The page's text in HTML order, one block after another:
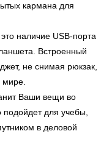
кармана для
наличие USB-порта
Встроенный
не снимая рюкзак,
мире.
Ваши вещи во
подойдет для учебы,
в деловой